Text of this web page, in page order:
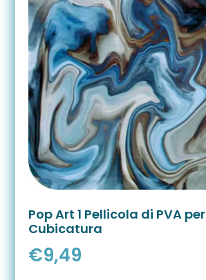
Pop Art 1 Pellicola di PVA per
Cubicatura
€9,49